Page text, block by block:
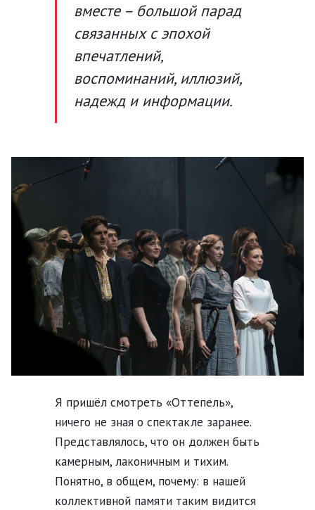
вместе – большой парад
связанных с эпохой
впечатлений,
воспоминаний, иллюзий,
надежд и информации.
Я пришёл смотреть «Оттепель»,
ничего не зная о спектакле заранее.
Представлялось, что он должен быть
камерным, лаконичным и тихим.
Понятно, в общем, почему: в нашей
коллективной памяти таким видится